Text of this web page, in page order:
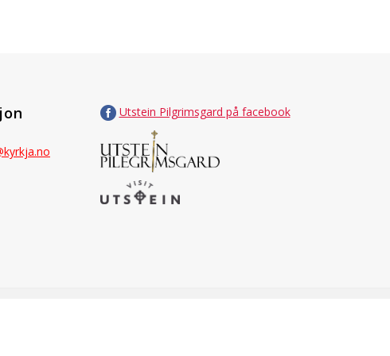
Utstein Pilgrimsgard på facebook